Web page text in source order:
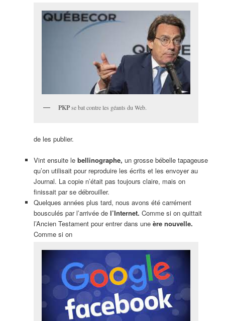
PKPse bat contre les géants du Web.
de les publier.
Vint ensuite le bellinographe, un grosse bébelle tapageuse
qu’on utilisait pour reproduire les écrits et les envoyer au
Journal. La copie n’était pas toujours claire, mais on
finissait par se débrouiller.
Quelques années plus tard, nous avons été carrément
bousculés par l’arrivée de l’Internet. Comme si on quittait
l’Ancien Testament pour entrer dans une ère nouvelle.
Comme si on